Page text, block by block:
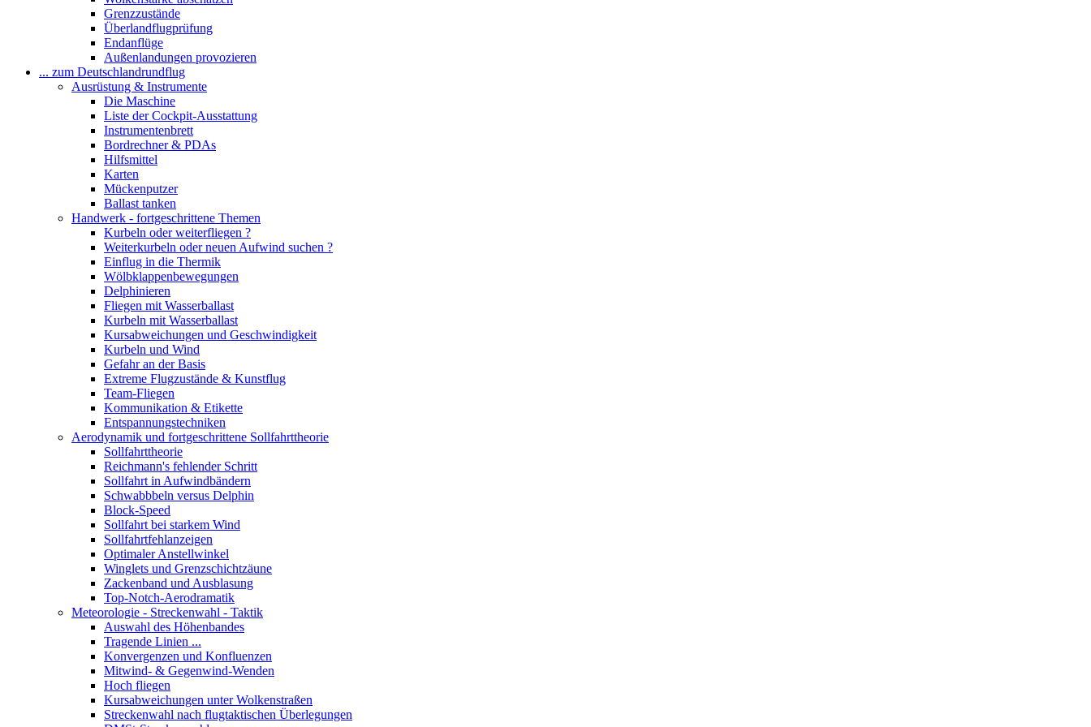
Grenzzustände
Überlandflugprüfung
Endanflüge
Außenlandungen provozieren
... zum Deutschlandrundflug
Ausrüstung & Instrumente
Die Maschine
Liste der Cockpit-Ausstattung
Instrumentenbrett
Bordrechner & PDAs
Hilfsmittel
Karten
Mückenputzer
Ballast tanken
Handwerk - fortgeschrittene Themen
Kurbeln oder weiterfliegen ?
Weiterkurbeln oder neuen Aufwind suchen ?
Einflug in die Thermik
Wölbklappenbewegungen
Delphinieren
Fliegen mit Wasserballast
Kurbeln mit Wasserballast
Kursabweichungen und Geschwindigkeit
Kurbeln und Wind
Gefahr an der Basis
Extreme Flugzustände & Kunstflug
Team-Fliegen
Kommunikation & Etikette
Entspannungstechniken
Aerodynamik und fortgeschrittene Sollfahrttheorie
Sollfahrttheorie
Reichmann's fehlender Schritt
Sollfahrt in Aufwindbändern
Schwabbbeln versus Delphin
Block-Speed
Sollfahrt bei starkem Wind
Sollfahrtfehlanzeigen
Optimaler Anstellwinkel
Winglets und Grenzschichtzäune
Zackenband und Ausblasung
Top-Notch-Aerodramatik
Meteorologie - Streckenwahl - Taktik
Auswahl des Höhenbandes
Tragende Linien ...
Konvergenzen und Konfluenzen
Mitwind- & Gegenwind-Wenden
Hoch fliegen
Kursabweichungen unter Wolkenstraßen
Streckenwahl nach flugtaktischen Überlegungen